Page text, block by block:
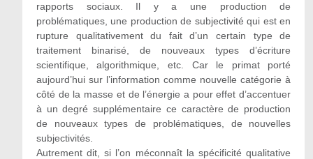
rapports sociaux. Il y a une production de
problématiques, une production de subjectivité qui est en
rupture qualitativement du fait d’un certain type de
traitement binarisé, de nouveaux types d’écriture
scientifique, algorithmique, etc. Car le primat porté
aujourd’hui sur l’information comme nouvelle catégorie à
côté de la masse et de l’énergie a pour effet d’accentuer
à un degré supplémentaire ce caractère de production
de nouveaux types de problématiques, de nouvelles
subjectivités.
Autrement dit, si l’on méconnaît la spécificité qualitative